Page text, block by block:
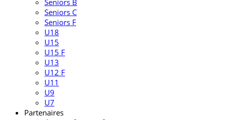
Seniors B
Seniors C
Seniors F
U18
U15
U15 F
U13
U12 F
U11
U9
U7
Partenaires